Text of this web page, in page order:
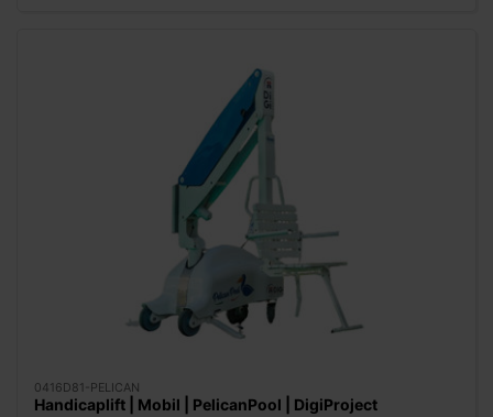
0416D81-PELICAN
Handicaplift | Mobil | PelicanPool | DigiProject